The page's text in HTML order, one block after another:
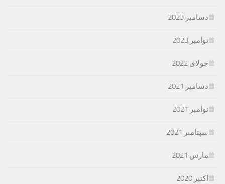
دسامبر 2023
نوامبر 2023
جولای 2022
دسامبر 2021
نوامبر 2021
سپتامبر 2021
مارس 2021
اکتبر 2020